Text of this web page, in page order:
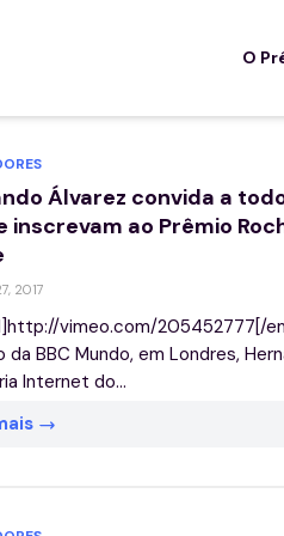
O
Álvarez convida a
inscrevam ao Prêmio
2017
vimeo.com/205452777[/
da BBC Mundo, em Londres,
Internet do...